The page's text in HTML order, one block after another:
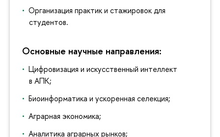
Организация практик и стажировок для
студентов.
Основные научные направления:
Цифровизация и искусственный интеллект
в АПК;
Биоинформатика и ускоренная селекция;
Аграрная экономика;
Аналитика аграрных рынков;